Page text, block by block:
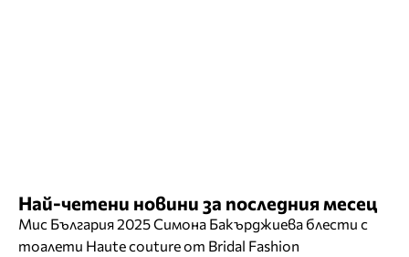
Най-четени новини за последния месец
Мис България 2025 Симона Бакърджиева блести с
тоалети Haute couture от Bridal Fashion